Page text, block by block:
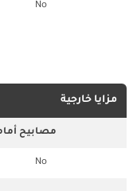
No
مزايا خارجية
مصابيح
No